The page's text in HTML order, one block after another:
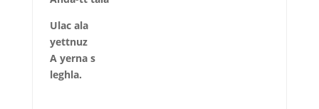
Ulac ala
yettnuz
A yerna s
leghla.